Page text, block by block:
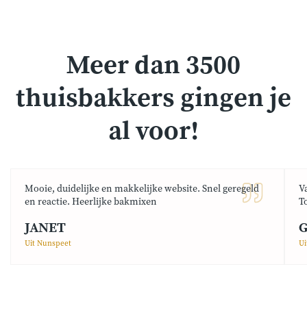
Meer dan 3500
thuisbakkers gingen je
al voor!
Mooie, duidelijke en makkelijke website. Snel geregeld
en reactie. Heerlijke bakmixen
JANET
Uit Nunspeet